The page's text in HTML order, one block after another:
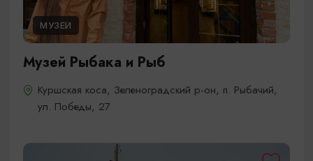
МУЗЕИ
Музей Рыбака и Рыб
Куршская коса, Зеленоградский р-он, п. Рыбачий,
ул. Победы, 27